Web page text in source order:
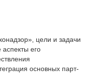
цели и задачи
его
основных парт­